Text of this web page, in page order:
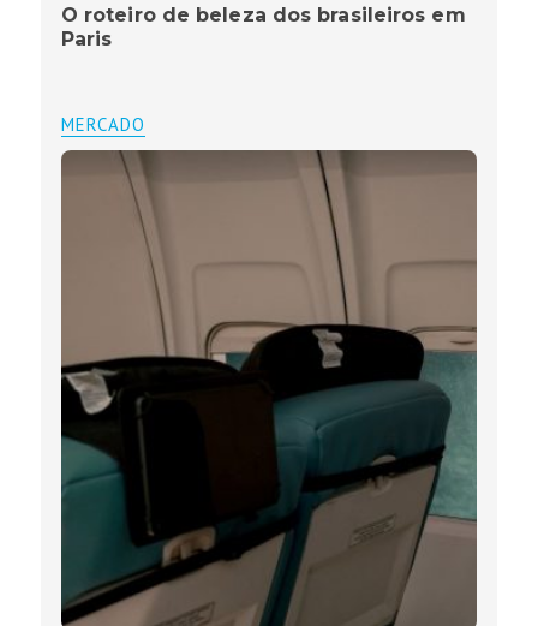
O roteiro de beleza dos brasileiros em
Paris
MERCADO